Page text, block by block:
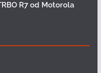
R7 od Motorola